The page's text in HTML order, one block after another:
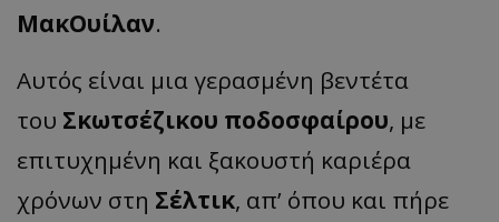
ΜακΟυίλαν.
Αυτός είναι μια γερασμένη βεντέτα
του Σκωτσέζικου ποδοσφαίρου, με
επιτυχημένη και ξακουστή καριέρα
χρόνων στη Σέλτικ, απ’ όπου και πήρε